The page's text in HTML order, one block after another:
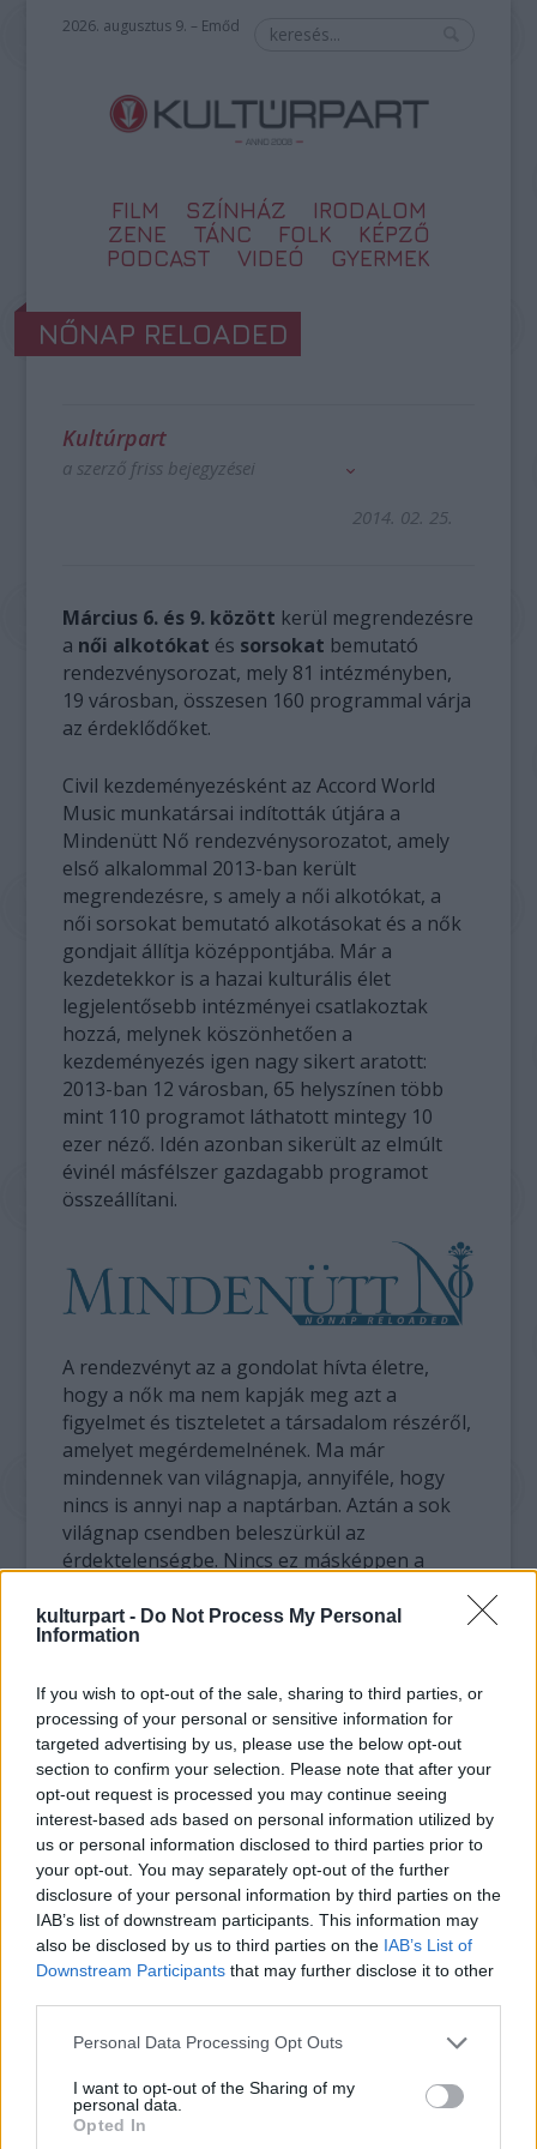
kulturpart - Do Not Process My Personal
Information
If you wish to opt-out of the sale, sharing to third parties, or
processing of your personal or sensitive information for
targeted advertising by us, please use the below opt-out
section to confirm your selection. Please note that after your
opt-out request is processed you may continue seeing
interest-based ads based on personal information utilized by
us or personal information disclosed to third parties prior to
your opt-out. You may separately opt-out of the further
disclosure of your personal information by third parties on the
IAB’s list of downstream participants. This information may
also be disclosed by us to third parties on the IAB’s List of
Downstream Participants that may further disclose it to other
Please note that this website/app uses one or more Google
not limited to your visit or usage behaviour. You may click to
grant or deny consent to Google and its third-party tags to
use your data for below specified purposes in below Google
Personal Data Processing Opt Outs
I want to opt-out of the Sharing of my
personal data.
Opted In
2026. augusztus 9. – Emőd
FILM SZÍNHÁZ
IRODALOM
ZENE
TÁNC FOLK
KÉPZŐ
PODCAST
VIDEÓ GYERMEK
NŐNAP RELOADED
Kultúrpart
a szerző friss bejegyzései
2014. 02. 25.
Március 6. és 9. között kerül megrendezésre
a női alkotókat és sorsokat bemutató
rendezvénysorozat, mely 81 intézményben,
19 városban, összesen 160 programmal várja
az érdeklődőket.
Civil kezdeményezésként az Accord World
Music munkatársai indították útjára a
Mindenütt Nő rendezvénysorozatot, amely
első alkalommal 2013-ban került
megrendezésre, s amely a női alkotókat, a
női sorsokat bemutató alkotásokat és a nők
gondjait állítja középpontjába. Már a
kezdetekkor is a hazai kulturális élet
legjelentősebb intézményei csatlakoztak
hozzá, melynek köszönhetően a
kezdeményezés igen nagy sikert aratott:
2013-ban 12 városban, 65 helyszínen több
mint 110 programot láthatott mintegy 10
ezer néző. Idén azonban sikerült az elmúlt
évinél másfélszer gazdagabb programot
összeállítani.
A rendezvényt az a gondolat hívta életre,
hogy a nők ma nem kapják meg azt a
figyelmet és tiszteletet a társadalom részéről,
amelyet megérdemelnének. Ma már
mindennek van világnapja, annyiféle, hogy
nincs is annyi nap a naptárban. Aztán a sok
világnap csendben beleszürkül az
érdektelenségbe. Nincs ez másképpen a
évtizedes hagyománya, ma már alig törődik
vele valaki.
Töltsük meg új tartalommal a Nőnapot! Ne
csak egy percig, egy csokor árva hóvirággal,
hanem a figyelmünkkel ünnepeljük
tehetségüket, tudásukat, szépségüket,
érzékenységüket, odaadásukat! Legyenek
legalább néhány napig valóban csak Ők a
középpontban!
A koncerttermek pódiumain női előadók
álljanak, a színházak színpadain női sorsokat
kövessünk, a galériákban női alkotók műveit
lássuk, női történeteket vetítsenek a mozik,
nők valljanak magukról az irodalmi esteken,
női gondokról szóljanak a
pódiumbeszélgetések és a tudományos
konferenciák, egyáltalán Minden a Nőkről
szóljon ebben a néhány napban!